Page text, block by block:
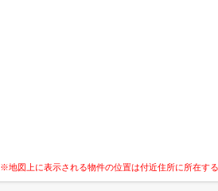
※地図上に表示される物件の位置は付近住所に所在す